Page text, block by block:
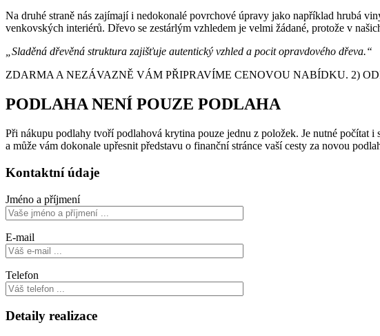
Na druhé straně nás zajímají i nedokonalé povrchové úpravy jako například hrubá
venkovských interiérů. Dřevo se zestárlým vzhledem je velmi žádané, protože v
„Sladěná dřevěná struktura zajišťuje autentický vzhled a pocit opravdového dřeva.“
ZDARMA A NEZÁVAZNĚ VÁM PŘIPRAVÍME CENOVOU NABÍDKU. 2)
PODLAHA NENÍ POUZE PODLAHA
Při nákupu podlahy tvoří podlahová krytina pouze jednu z položek. Je nutné počítat
a může vám dokonale upřesnit představu o finanční stránce vaší cesty za novou
Kontaktní údaje
Jméno a příjmení
E-mail
Telefon
Detaily realizace